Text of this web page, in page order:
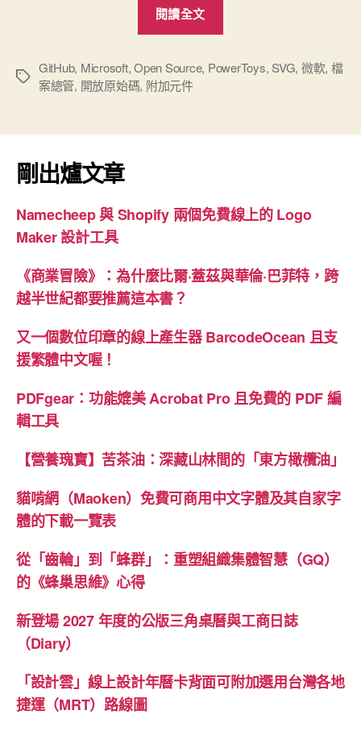
閱讀全文
SVG”
標
GitHub, Microsoft,Open Source, PowerToys,SVG, 微軟, 檔
案總管, 開放原始碼, 附加元件
剛出爐文章
Namecheep 與 Shopify 兩個免費線上的 Logo
Maker 設計工具
《商業冒險》：為什麼比爾·蓋茲與華倫·巴菲特，跨
越半世紀都要推薦這本書？
又一個數位印章的線上產生器 BarcodeOcean 且支
援繁體中文喔！
PDFgear：功能媲美 Acrobat Pro 且免費的 PDF 編
輯工具
【營養瑰寶】苦茶油：深藏山林間的「東方橄欖油」
貓啃網（Maoken）免費可商用中文字體及其自家字
體的下載一覽表
從「齒輪」到「蜂群」：重塑組織集體智慧（GQ）
的《蜂巢思維》心得
新登場 2027 年度的公版三角桌曆與工商日誌
（Diary）
「設計雲」線上設計年曆卡背面可附加選用台灣各地
捷運（MRT）路線圖